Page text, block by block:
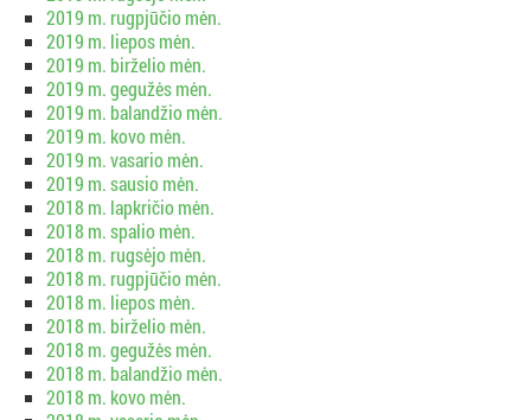
2019 m. rugpjūčio mėn.
2019 m. liepos mėn.
2019 m. birželio mėn.
2019 m. gegužės mėn.
2019 m. balandžio mėn.
2019 m. kovo mėn.
2019 m. vasario mėn.
2019 m. sausio mėn.
2018 m. lapkričio mėn.
2018 m. spalio mėn.
2018 m. rugsėjo mėn.
2018 m. rugpjūčio mėn.
2018 m. liepos mėn.
2018 m. birželio mėn.
2018 m. gegužės mėn.
2018 m. balandžio mėn.
2018 m. kovo mėn.